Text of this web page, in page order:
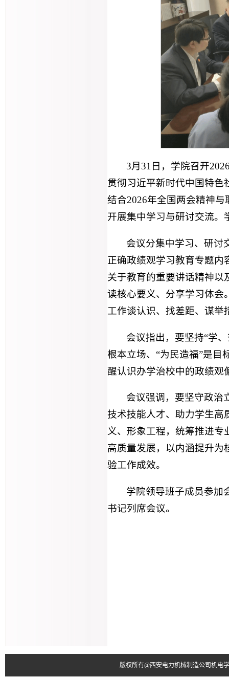
3月31日，学院召开
贯彻习近平新时代中国特色
结合2026年全国两会精神
开展集中学习与研讨交流。
会议分集中学习、研讨
正确政绩观学习教育专题内
关于教育的重要讲话精神以
读核心要义、分享学习体会
工作谈认识、找差距、谋举
会议指出，要坚持“学
根本立场、“为民造福”是目
醒认识办学治校中的政绩观
会议强调，要坚守政治
技术技能人才、助力学生高
义、形象工程，统筹推进专
高质量发展，以内涵提升为
验工作成效。
学院领导班子成员参加
书记列席会议。
版权所有@西安电力机械制造公司机电